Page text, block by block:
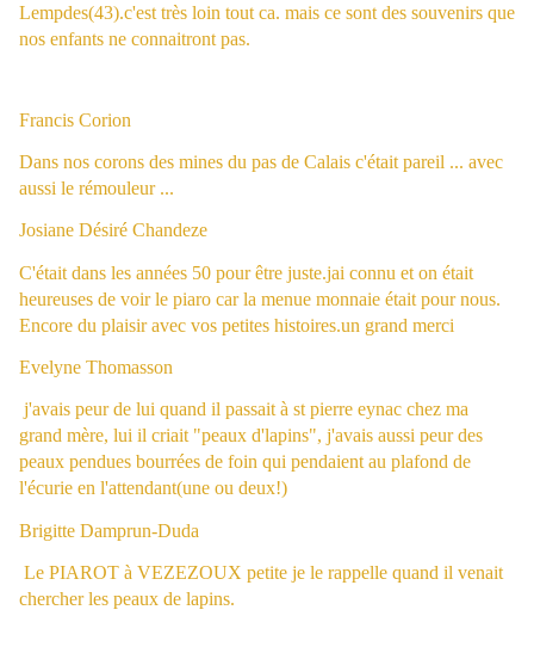
Lempdes(43).c'est très loin tout ca. mais ce sont des souvenirs que
nos enfants ne connaitront pas.
Francis Corion
Dans nos corons des mines du pas de Calais c'était pareil ... avec
aussi le rémouleur ...
Josiane Désiré Chandeze
C'était dans les années 50 pour être juste.jai connu et on était
heureuses de voir le piaro car la menue monnaie était pour nous.
Encore du plaisir avec vos petites histoires.un grand merci
Evelyne Thomasson
j'avais peur de lui quand il passait à st pierre eynac chez ma
grand mère, lui il criait "peaux d'lapins", j'avais aussi peur des
peaux pendues bourrées de foin qui pendaient au plafond de
l'écurie en l'attendant(une ou deux!)
Brigitte Damprun-Duda
Le PIAROT à VEZEZOUX petite je le rappelle quand il venait
chercher les peaux de lapins.